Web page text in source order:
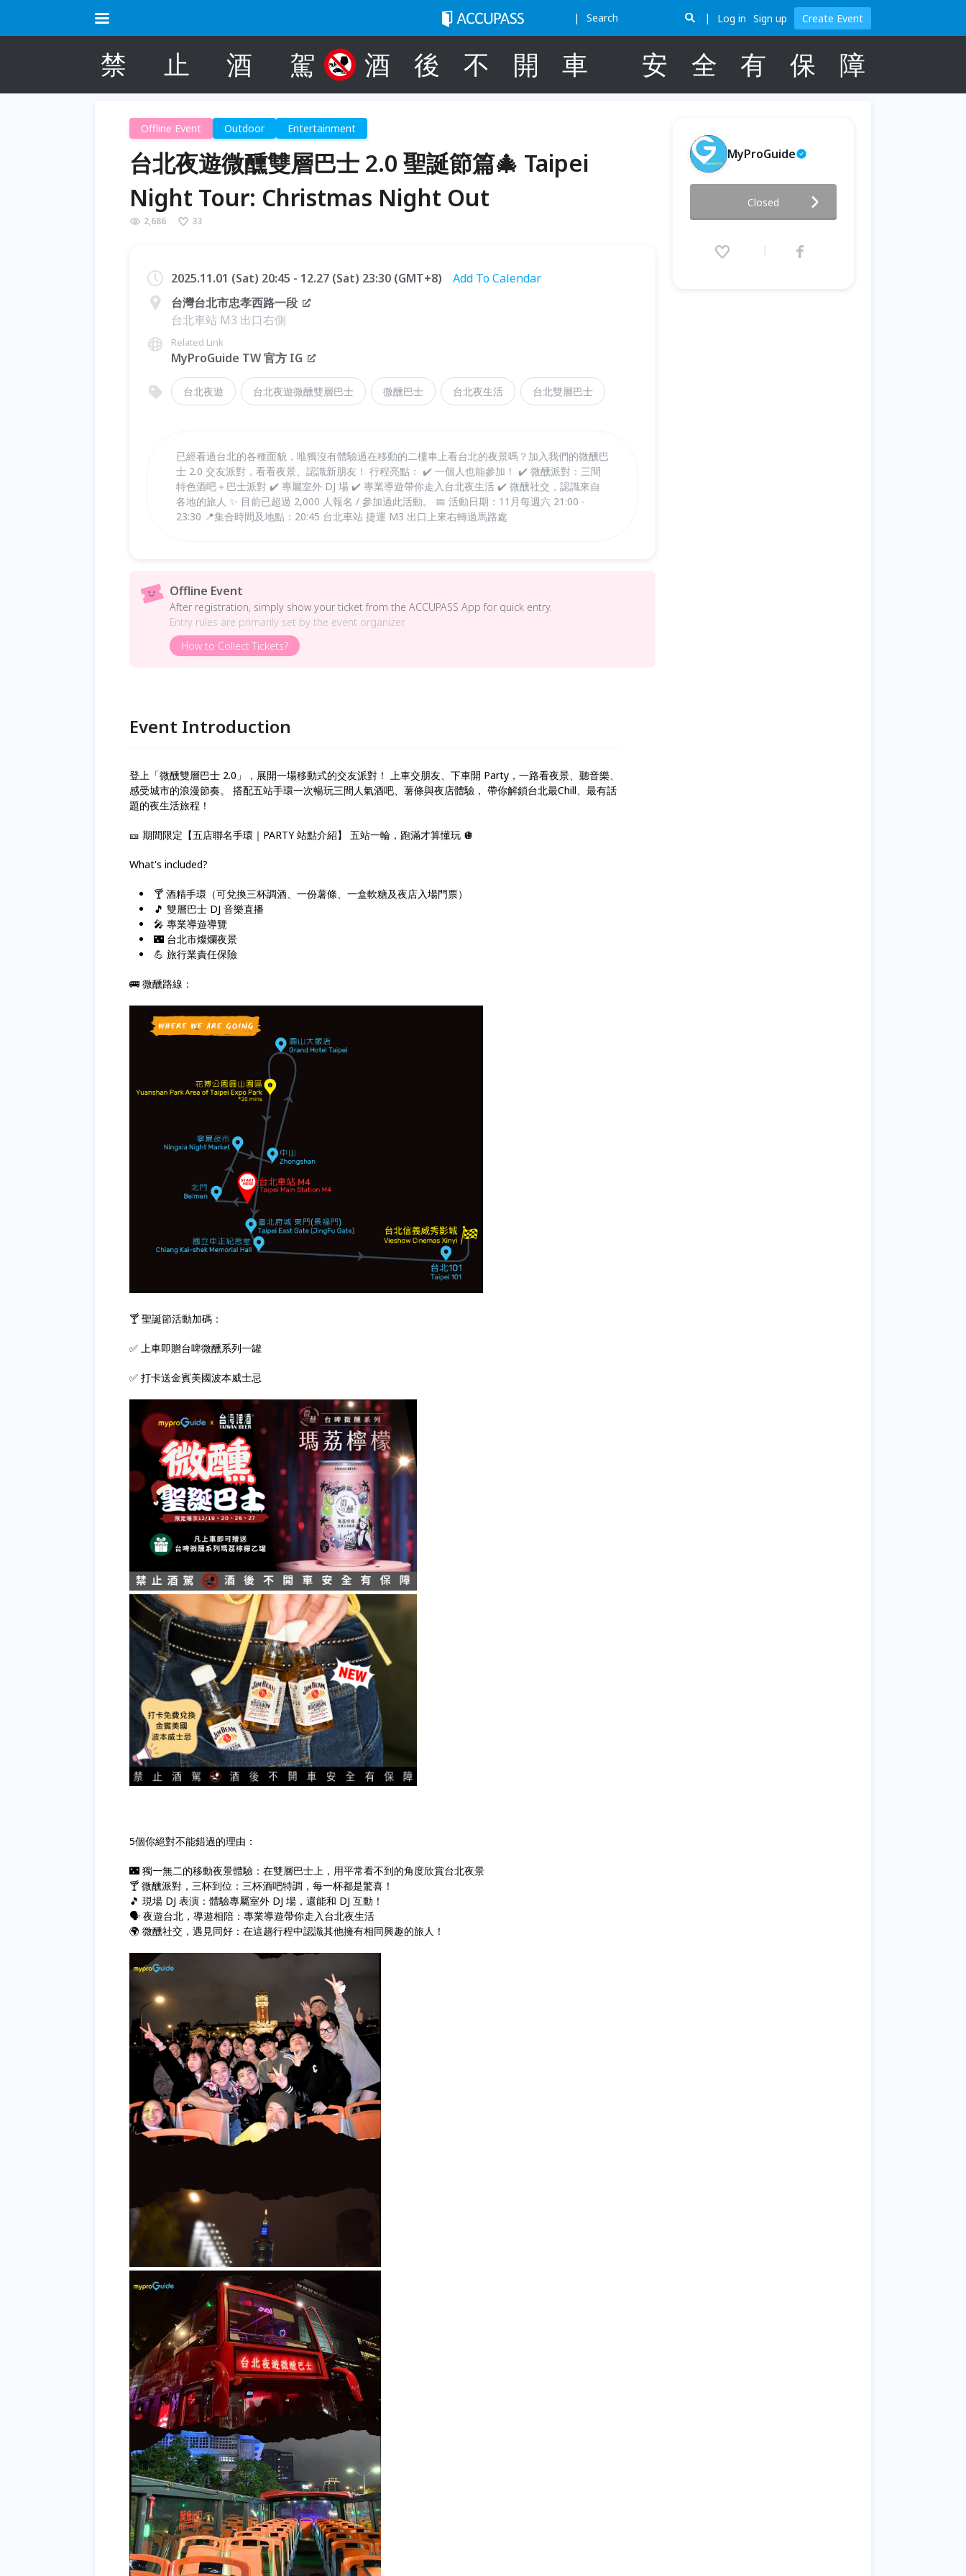
Search Log in Sign up Create Event
禁 止 酒 駕 酒 後 不 開 車 安 全 有 保 障
Offline Event Outdoor Entertainment
台北夜遊微醺雙層巴士 2.0 聖誕節篇🎄 Taipei
Night Tour: Christmas Night Out
2,686 33
2025.11.01 (Sat) 20:45 - 12.27 (Sat) 23:30 (GMT+8)
Add To Calendar
台灣台北市忠孝西路一段
台北車站 M3 出口右側
Related Link
MyProGuide TW 官方 IG
台北夜遊 台北夜遊微醺雙層巴士 微醺巴士 台北夜生活 台北雙層巴士
已經看過台北的各種面貌，唯獨沒有體驗過在移動的二樓車上看台北的夜景嗎？加入我們的微醺巴
士 2.0 交友派對，看看夜景、認識新朋友！ 行程亮點： ✔️ 一個人也能參加！ ✔️ 微醺派對：三間
特色酒吧＋巴士派對 ✔️ 專屬室外 DJ 場 ✔️ 專業導遊帶你走入台北夜生活 ✔️ 微醺社交，認識來自
各地的旅人 ✨ 目前已超過 2,000 人報名 / 參加過此活動。 📅 活動日期：11月每週六 21:00 -
23:30 📍集合時間及地點：20:45 台北車站 捷運 M3 出口上來右轉過馬路處
Offline Event
After registration, simply show your ticket from the ACCUPASS App for quick entry.
Entry rules are primarily set by the event organizer.
How to Collect Tickets?
Event Introduction
登上「微醺雙層巴士 2.0」，展開一場移動式的交友派對！ 上車交朋友、下車開 Party，一路看夜景、聽音樂、
感受城市的浪漫節奏。 搭配五站手環一次暢玩三間人氣酒吧、薯條與夜店體驗， 帶你解鎖台北最Chill、最有話
題的夜生活旅程！
🎫 期間限定【五店聯名手環｜PARTY 站點介紹】 五站一輪，跑滿才算懂玩 🪩
What's included?
🍸 酒精手環（可兌換三杯調酒、一份薯條、一盒軟糖及夜店入場門票）
🎵 雙層巴士 DJ 音樂直播
🎤 專業導遊導覽
🌃 台北市燦爛夜景
💪 旅行業責任保險
🚌 微醺路線：
🍸 聖誕節活動加碼：
✅ 上車即贈台啤微醺系列一罐
✅ 打卡送金賓美國波本威士忌
5個你絕對不能錯過的理由：
🌃 獨一無二的移動夜景體驗：在雙層巴士上，用平常看不到的角度欣賞台北夜景
🍸 微醺派對，三杯到位：三杯酒吧特調，每一杯都是驚喜！
🎵 現場 DJ 表演：體驗專屬室外 DJ 場，還能和 DJ 互動！
🗣️ 夜遊台北，導遊相陪：專業導遊帶你走入台北夜生活
🌍 微醺社交，遇見同好：在這趟行程中認識其他擁有相同興趣的旅人！
MyProGuide
節篇🎄 Taipei Night Tour:
Christmas Night Out
(Sat) 23:30 (GMT+8)
Closed